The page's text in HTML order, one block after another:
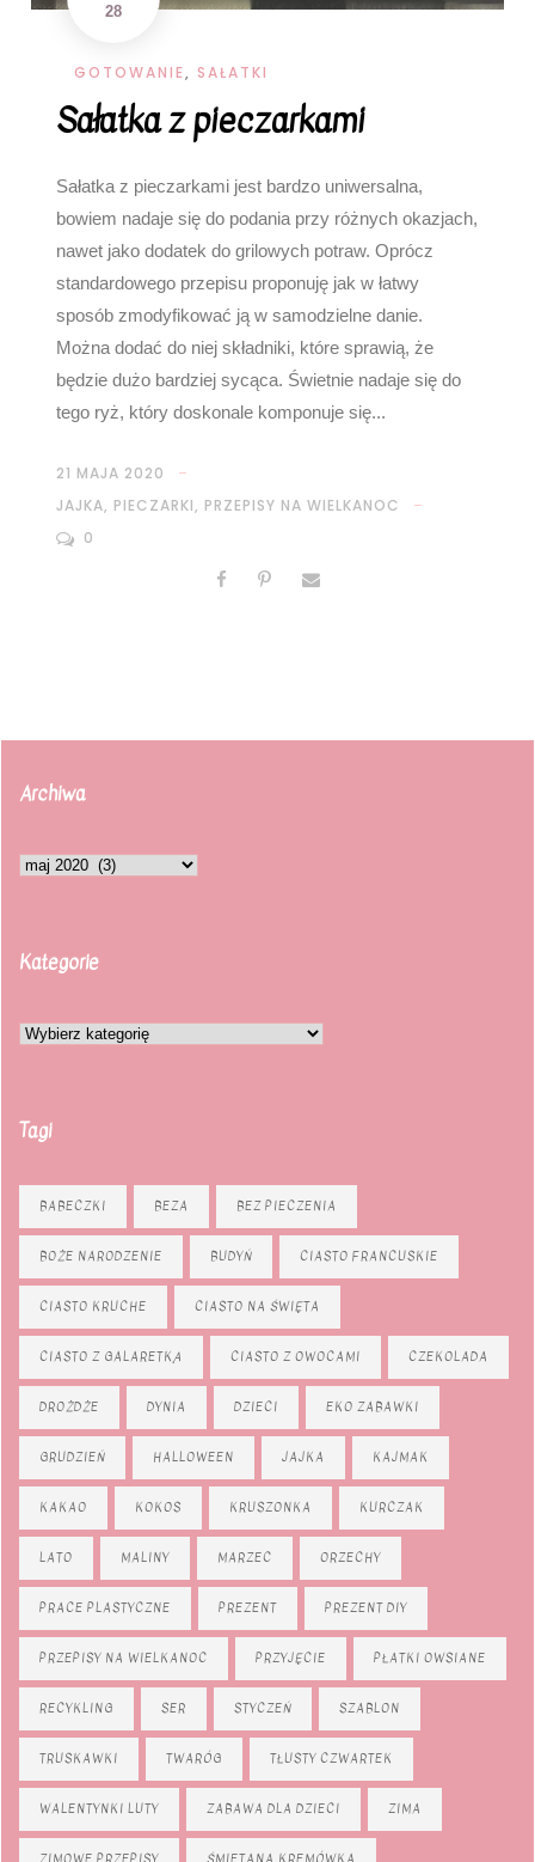
28
GOTOWANIE, SAŁATKI
Sałatka z pieczarkami
Sałatka z pieczarkami jest bardzo uniwersalna,
bowiem nadaje się do podania przy różnych okazjach,
nawet jako dodatek do grilowych potraw. Oprócz
standardowego przepisu proponuję jak w łatwy
sposób zmodyfikować ją w samodzielne danie.
Można dodać do niej składniki, które sprawią, że
będzie dużo bardziej sycąca. Świetnie nadaje się do
tego ryż, który doskonale komponuje się...
21 MAJA 2020
JAJKA, PIECZARKI, PRZEPISY NA WIELKANOC
0
Archiwa
Kategorie
Tagi
BABECZKI BEZA BEZ PIECZENIA
BOŻE NARODZENIE BUDYŃ CIASTO FRANCUSKIE
CIASTO KRUCHE CIASTO NA ŚWIĘTA
CIASTO Z GALARETKĄ CIASTO Z OWOCAMI CZEKOLADA
DROŻDŻE DYNIA DZIECI EKO ZABAWKI
GRUDZIEŃ HALLOWEEN JAJKA KAJMAK
KAKAO KOKOS KRUSZONKA KURCZAK
LATO MALINY MARZEC ORZECHY
PRACE PLASTYCZNE PREZENT PREZENT DIY
PRZEPISY NA WIELKANOC PRZYJĘCIE PŁATKI OWSIANE
RECYKLING SER STYCZEŃ SZABLON
TRUSKAWKI TWARÓG TŁUSTY CZWARTEK
WALENTYNKI LUTY ZABAWA DLA DZIECI ZIMA